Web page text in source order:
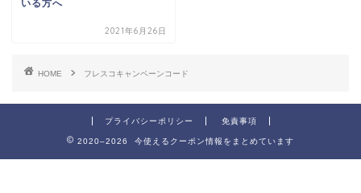
いる方へ
2021年6月26日
HOME フレスコキャンペーンコード
プライバシーポリシー 免責事項
2020–2026 今使えるクーポン情報をまとめています